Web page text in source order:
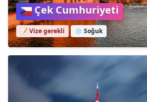
Çek Cumhuriyeti
📝 Vize gerekli ❄️ Soğuk